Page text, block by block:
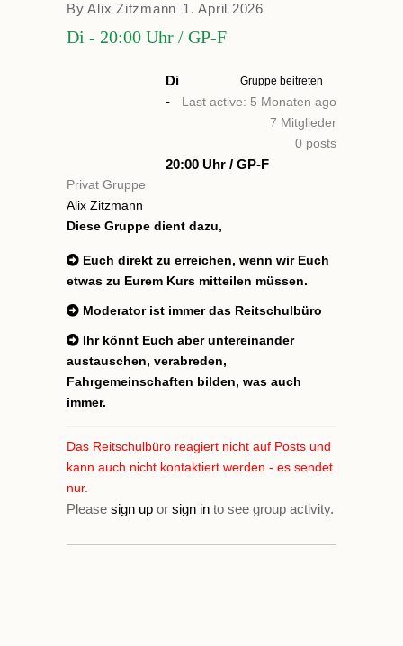
ByAlix Zitzmann 1. April 2026
Di - 20:00 Uhr / GP-F
Gruppe beitreten
Last active: 5 Monaten ago
7 Mitglieder
0 posts
Di
-
20:00 Uhr / GP-F
Privat Gruppe
Alix Zitzmann
Diese Gruppe dient dazu,
Euch direkt zu erreichen, wenn wir Euch
etwas zu Eurem Kurs mitteilen müssen.
Moderator ist immer das Reitschulbüro
Ihr könnt Euch aber untereinander
austauschen, verabreden,
Fahrgemeinschaften bilden, was auch
immer.
Das Reitschulbüro reagiert nicht auf Posts und
kann auch nicht kontaktiert werden - es sendet
nur.
Please sign up or sign in to see group activity.